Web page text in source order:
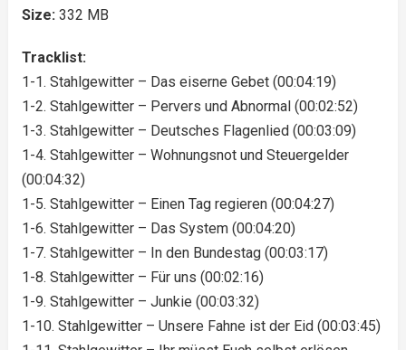
Size: 332 MB
Tracklist:
1-1. Stahlgewitter – Das eiserne Gebet (00:04:19)
1-2. Stahlgewitter – Pervers und Abnormal (00:02:52)
1-3. Stahlgewitter – Deutsches Flagenlied (00:03:09)
1-4. Stahlgewitter – Wohnungsnot und Steuergelder
(00:04:32)
1-5. Stahlgewitter – Einen Tag regieren (00:04:27)
1-6. Stahlgewitter – Das System (00:04:20)
1-7. Stahlgewitter – In den Bundestag (00:03:17)
1-8. Stahlgewitter – Für uns (00:02:16)
1-9. Stahlgewitter – Junkie (00:03:32)
1-10. Stahlgewitter – Unsere Fahne ist der Eid (00:03:45)